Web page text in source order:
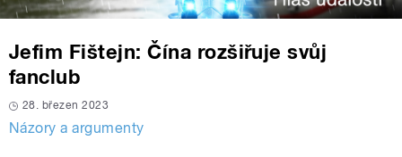
Jefim Fištejn: Čína rozšiřuje svůj
fanclub
28. březen 2023
Názory a argumenty